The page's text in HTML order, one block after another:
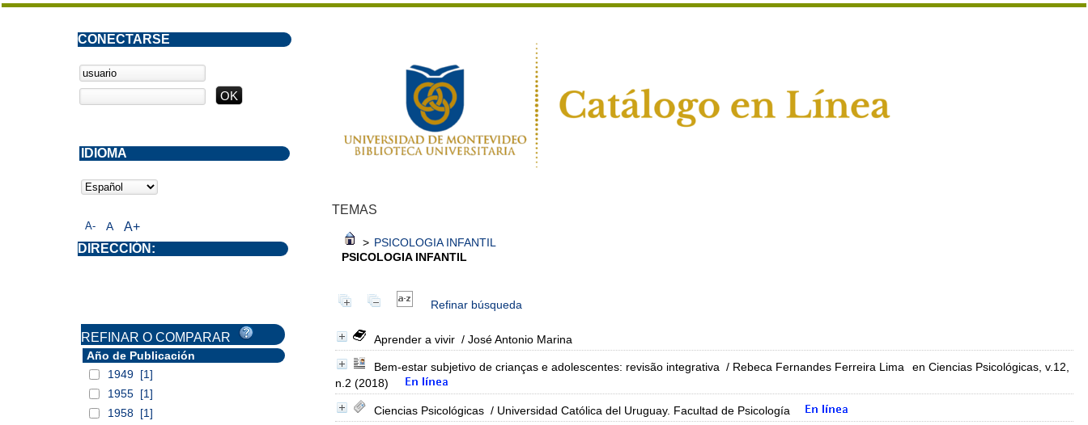
TEMAS
> PSICOLOGIA INFANTIL
PSICOLOGIA INFANTIL
Refinar búsqueda
Aprender a vivir / José Antonio Marina
Bem-estar subjetivo de crianças e adolescentes: revisão integrativa / Rebeca Fernandes Ferreira Lima
en Ciencias Psicológicas, v.12,
n.2 (2018)
Ciencias Psicológicas / Universidad Católica del Uruguay. Facultad de Psicología
A- A A+
CONECTARSE
DIRECCIÓN:
IDIOMA
REFINAR O COMPARAR
Año de Publicación
1949 [1]
1955 [1]
1958 [1]